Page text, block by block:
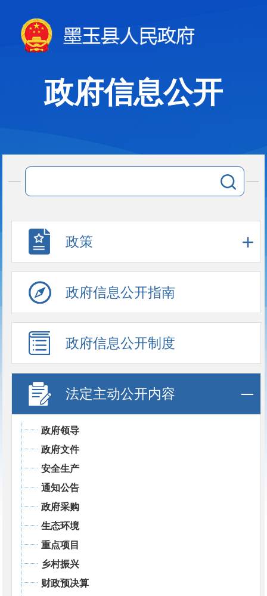
政府信息公开
政策
政府信息公开指南
政府信息公开制度
法定主动公开内容
政府领导
政府文件
安全生产
通知公告
政府采购
生态环境
重点项目
乡村振兴
财政预决算